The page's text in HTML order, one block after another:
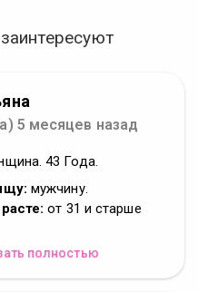
5 месяцев назад
43 Года.
мужчину.
от 31 и старше
полностью